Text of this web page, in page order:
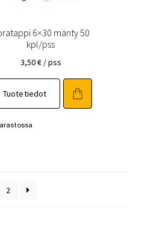
6×30 mänty 50
kpl/pss
3,50€ / pss
Tuotetiedot
2